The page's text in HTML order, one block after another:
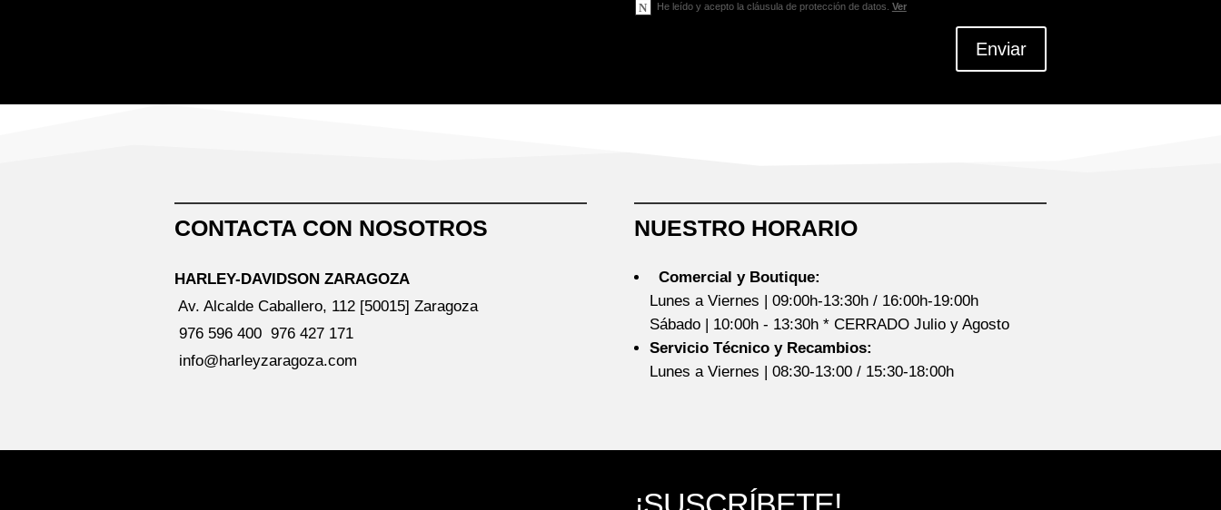
He leído y acepto la cláusula de protección de datos. Ver
Enviar
CONTACTA CON NOSOTROS
HARLEY-DAVIDSON ZARAGOZA
Av. Alcalde Caballero, 112 [50015] Zaragoza
976 596 400 976 427 171
info@harleyzaragoza.com
NUESTRO HORARIO
Comercial y Boutique:
Lunes a Viernes | 09:00h-13:30h / 16:00h-19:00h
Sábado | 10:00h - 13:30h * CERRADO Julio y Agosto
Servicio Técnico y Recambios:
Lunes a Viernes | 08:30-13:00 / 15:30-18:00h